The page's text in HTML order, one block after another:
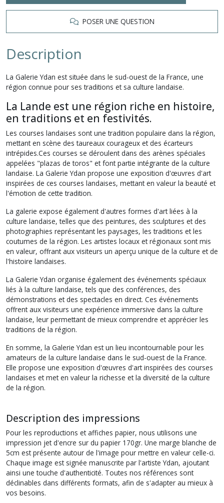
POSER UNE QUESTION
Description
La Galerie Ydan est située dans le sud-ouest de la France, une
région connue pour ses traditions et sa culture landaise.
La Lande est une région riche en histoire,
en traditions et en festivités.
Les courses landaises sont une tradition populaire dans la région,
mettant en scène des taureaux courageux et des écarteurs
intrépides.Ces courses se déroulent dans des arènes spéciales
appelées "plazas de toros" et font partie intégrante de la culture
landaise. La Galerie Ydan propose une exposition d'œuvres d'art
inspirées de ces courses landaises, mettant en valeur la beauté et
l'émotion de cette tradition.
La galerie expose également d'autres formes d'art liées à la
culture landaise, telles que des peintures, des sculptures et des
photographies représentant les paysages, les traditions et les
coutumes de la région. Les artistes locaux et régionaux sont mis
en valeur, offrant aux visiteurs un aperçu unique de la culture et de
l'histoire landaises.
La Galerie Ydan organise également des événements spéciaux
liés à la culture landaise, tels que des conférences, des
démonstrations et des spectacles en direct. Ces événements
offrent aux visiteurs une expérience immersive dans la culture
landaise, leur permettant de mieux comprendre et apprécier les
traditions de la région.
En somme, la Galerie Ydan est un lieu incontournable pour les
amateurs de la culture landaise dans le sud-ouest de la France.
Elle propose une exposition d'œuvres d'art inspirées des courses
landaises et met en valeur la richesse et la diversité de la culture
de la région.
Description des impressions
Pour les reproductions et affiches papier, nous utilisons une
impression jet d'encre sur du papier 170gr. Une marge blanche de
5cm est présente autour de l'image pour mettre en valeur celle-ci.
Chaque image est signée manuscrite par l'artiste Ydan, ajoutant
ainsi une touche d'authenticité. Toutes nos références sont
déclinables dans différents formats, afin de s'adapter au mieux à
vos besoins.